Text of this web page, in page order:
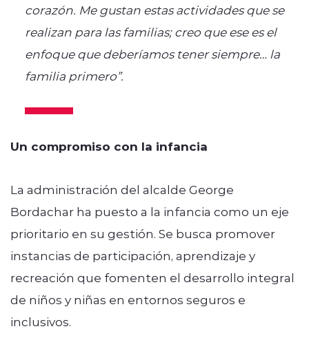
corazón. Me gustan estas actividades que se
realizan para las familias; creo que ese es el
enfoque que deberíamos tener siempre… la
familia primero”.
Un compromiso con la infancia
La administración del alcalde George
Bordachar ha puesto a la infancia como un eje
prioritario en su gestión. Se busca promover
instancias de participación, aprendizaje y
recreación que fomenten el desarrollo integral
de niños y niñas en entornos seguros e
inclusivos.